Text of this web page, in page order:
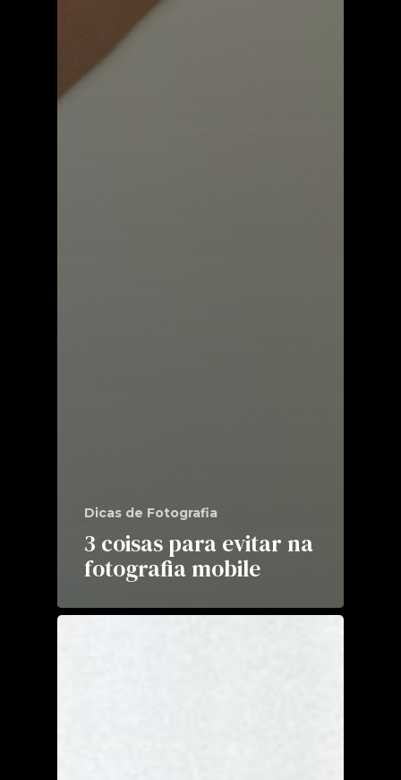
Dicas de Fotografia
3 coisas para evitar na
fotografia mobile